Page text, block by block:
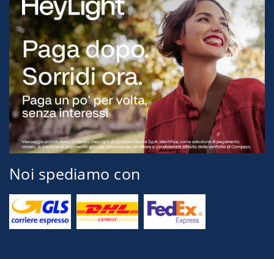
Noi spediamo con